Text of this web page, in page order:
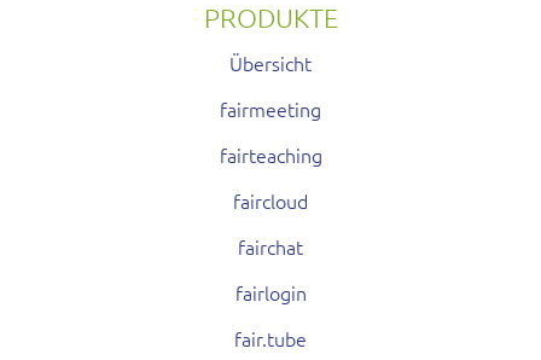
PRODUKTE
Übersicht
fairmeeting
fairteaching
faircloud
fairchat
fairlogin
fair.tube